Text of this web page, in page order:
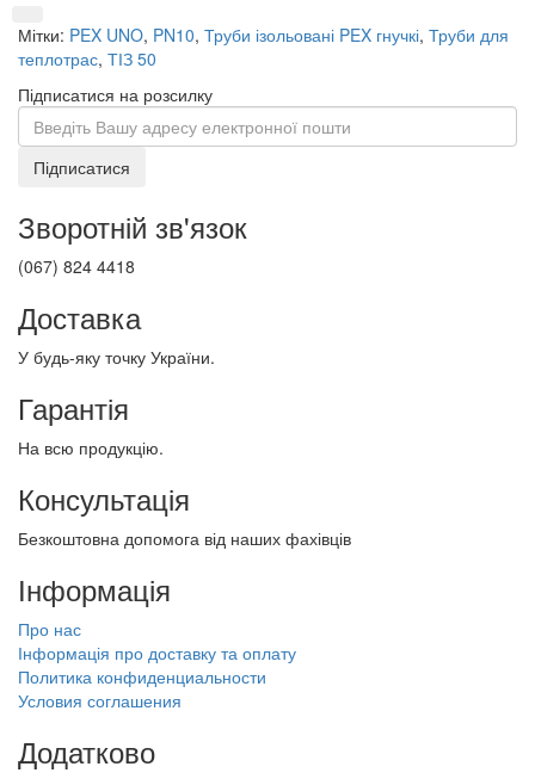
Мітки: PEX UNO, PN10, Труби ізольовані PEX гнучкі, Труби для
теплотрас, ТІЗ 50
Підписатися на розсилку
Підписатися
Зворотній зв'язок
(067) 824 4418
Доставка
У будь-яку точку України.
Гарантія
На всю продукцію.
Консультація
Безкоштовна допомога від наших фахівців
Інформація
Про нас
Інформація про доставку та оплату
Политика конфиденциальности
Условия соглашения
Додатково